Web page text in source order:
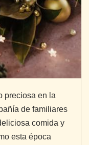
preciosa en la
de familiares
comida y
esta época